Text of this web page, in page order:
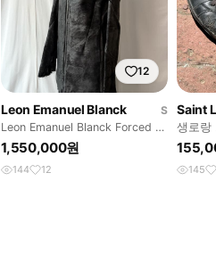
12
Leon Emanuel Blanck
S
Leon Emanuel Blanck Forced 하
이넥 자켓
1,550,000원
144 12
Saint
생로랑
즈
145